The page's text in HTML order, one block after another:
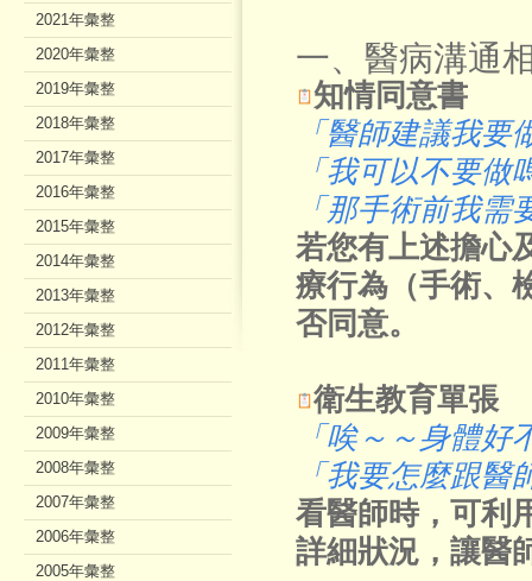
一、醫病溝通
知情同意書
「醫師建議我
「我可以不要做
「那手術前我
若您有上述擔心
療行為（手術、
否同意。
衛生教育單張
「唉～～身體
「我要怎麼跟
看醫師時，可利
詳細狀況，讓醫
2021年彙整
2020年彙整
2019年彙整
2018年彙整
2017年彙整
2016年彙整
2015年彙整
2014年彙整
2013年彙整
2012年彙整
2011年彙整
2010年彙整
2009年彙整
2008年彙整
2007年彙整
2006年彙整
2005年彙整